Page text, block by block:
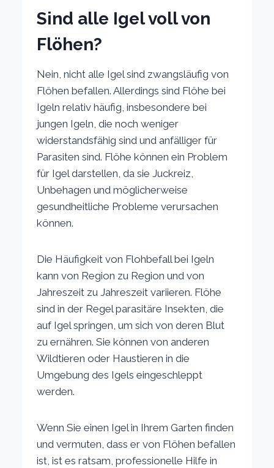
Sind alle Igel voll von
Flöhen?
Nein, nicht alle Igel sind zwangsläufig von
Flöhen befallen. Allerdings sind Flöhe bei
Igeln relativ häufig, insbesondere bei
jungen Igeln, die noch weniger
widerstandsfähig sind und anfälliger für
Parasiten sind. Flöhe können ein Problem
für Igel darstellen, da sie Juckreiz,
Unbehagen und möglicherweise
gesundheitliche Probleme verursachen
können.
Die Häufigkeit von Flohbefall bei Igeln
kann von Region zu Region und von
Jahreszeit zu Jahreszeit variieren. Flöhe
sind in der Regel parasitäre Insekten, die
auf Igel springen, um sich von deren Blut
zu ernähren. Sie können von anderen
Wildtieren oder Haustieren in die
Umgebung des Igels eingeschleppt
werden.
Wenn Sie einen Igel in Ihrem Garten finden
und vermuten, dass er von Flöhen befallen
ist, ist es ratsam, professionelle Hilfe in